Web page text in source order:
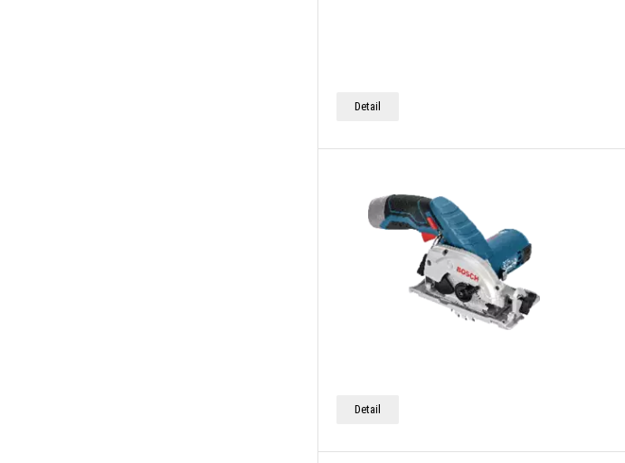
Detail
Detail